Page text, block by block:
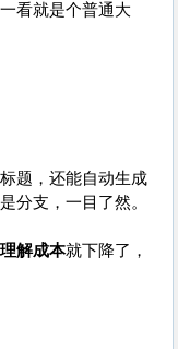
看就是个普通大
题，还能自动生成
分支，一目了然。
理解成本就下降了，